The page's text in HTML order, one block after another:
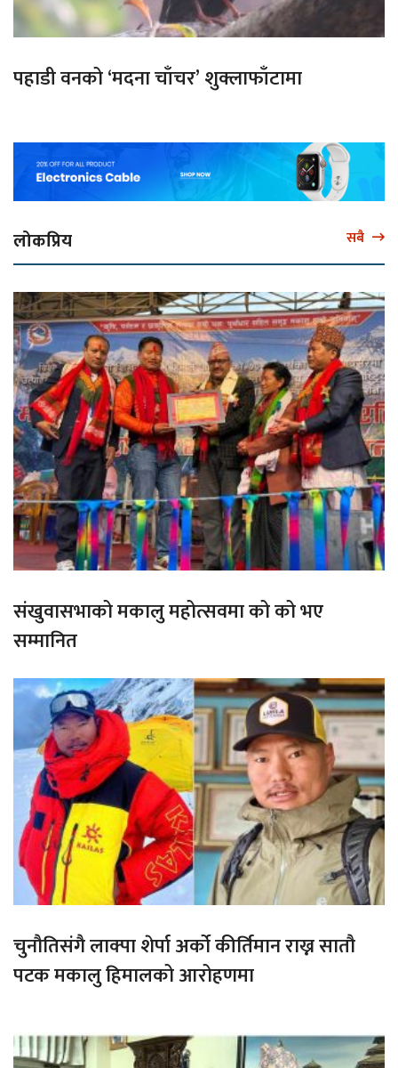
पहाडी वनको ‘मदना चाँचर’ शुक्लाफाँटामा
लोकप्रिय सबै
संखुवासभाको मकालु महोत्सवमा को को भए
सम्मानित
चुनौतिसंगै लाक्पा शेर्पा अर्को कीर्तिमान राख्न सातौ
पटक मकालु हिमालको आरोहणमा